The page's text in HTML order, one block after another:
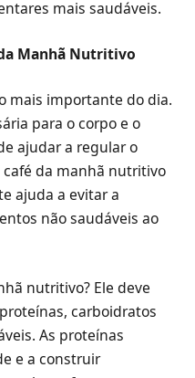
mais saudáveis.
Manhã Nutritivo
mais importante do dia.
para o corpo e o
ajudar a regular o
da manhã nutritivo
ajuda a evitar a
não saudáveis ao
nutritivo? Ele deve
carboidratos
As proteínas
e a construir